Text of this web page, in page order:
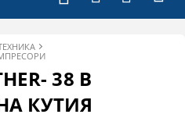
38 В
КУТИЯ